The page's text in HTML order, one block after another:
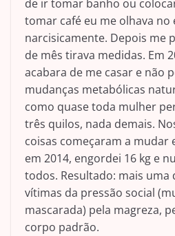
de ir tomar banho ou
tomar café eu me olhava no
narcisicamente. Depois me
de mês tirava medidas. Em
acabara de me casar e não
mudanças metabólicas
como quase toda mulher
três quilos, nada demais.
coisas começaram a mudar
em 2014, engordei 16 kg e
todos. Resultado: mais uma
vítimas da pressão social
mascarada) pela magreza,
corpo padrão.